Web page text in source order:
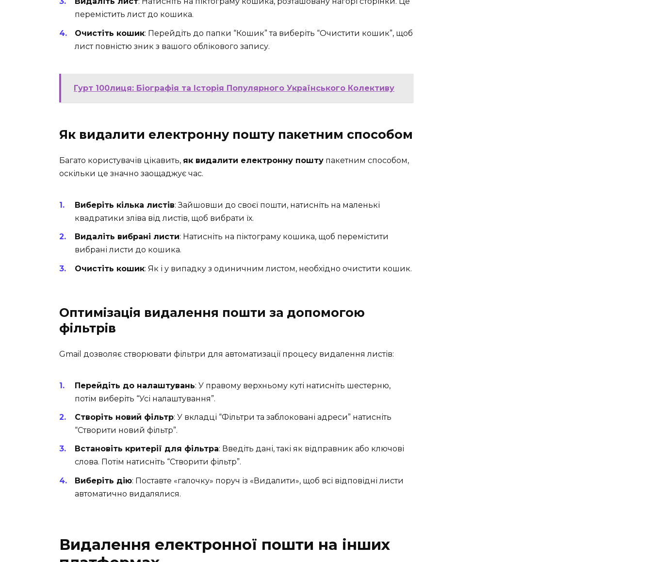
перемістить лист до кошика.
Очистіть кошик: Перейдіть до папки “Кошик” та виберіть “Очистити кошик”, щоб
лист повністю зник з вашого облікового запису.
Гурт 100лиця: Біографія та Історія Популярного Українського Колективу
Як видалити електронну пошту пакетним способом
Багато користувачів цікавить, як видалити електронну пошту пакетним способом,
оскільки це значно заощаджує час.
Виберіть кілька листів: Зайшовши до своєї пошти, натисніть на маленькі
квадратики зліва від листів, щоб вибрати їх.
Видаліть вибрані листи: Натисніть на піктограму кошика, щоб перемістити
вибрані листи до кошика.
Очистіть кошик: Як і у випадку з одиничним листом, необхідно очистити кошик.
Оптимізація видалення пошти за допомогою
фільтрів
Gmail дозволяє створювати фільтри для автоматизації процесу видалення листів:
Перейдіть до налаштувань: У правому верхньому куті натисніть шестерню,
потім виберіть “Усі налаштування”.
Створіть новий фільтр: У вкладці “Фільтри та заблоковані адреси” натисніть
“Створити новий фільтр”.
Встановіть критерії для фільтра: Введіть дані, такі як відправник або ключові
слова. Потім натисніть “Створити фільтр”.
Виберіть дію: Поставте «галочку» поруч із «Видалити», щоб всі відповідні листи
автоматично видалялися.
Видалення електронної пошти на інших